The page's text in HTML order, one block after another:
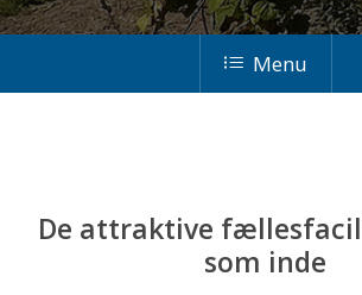
Menu
De attraktive
som inde